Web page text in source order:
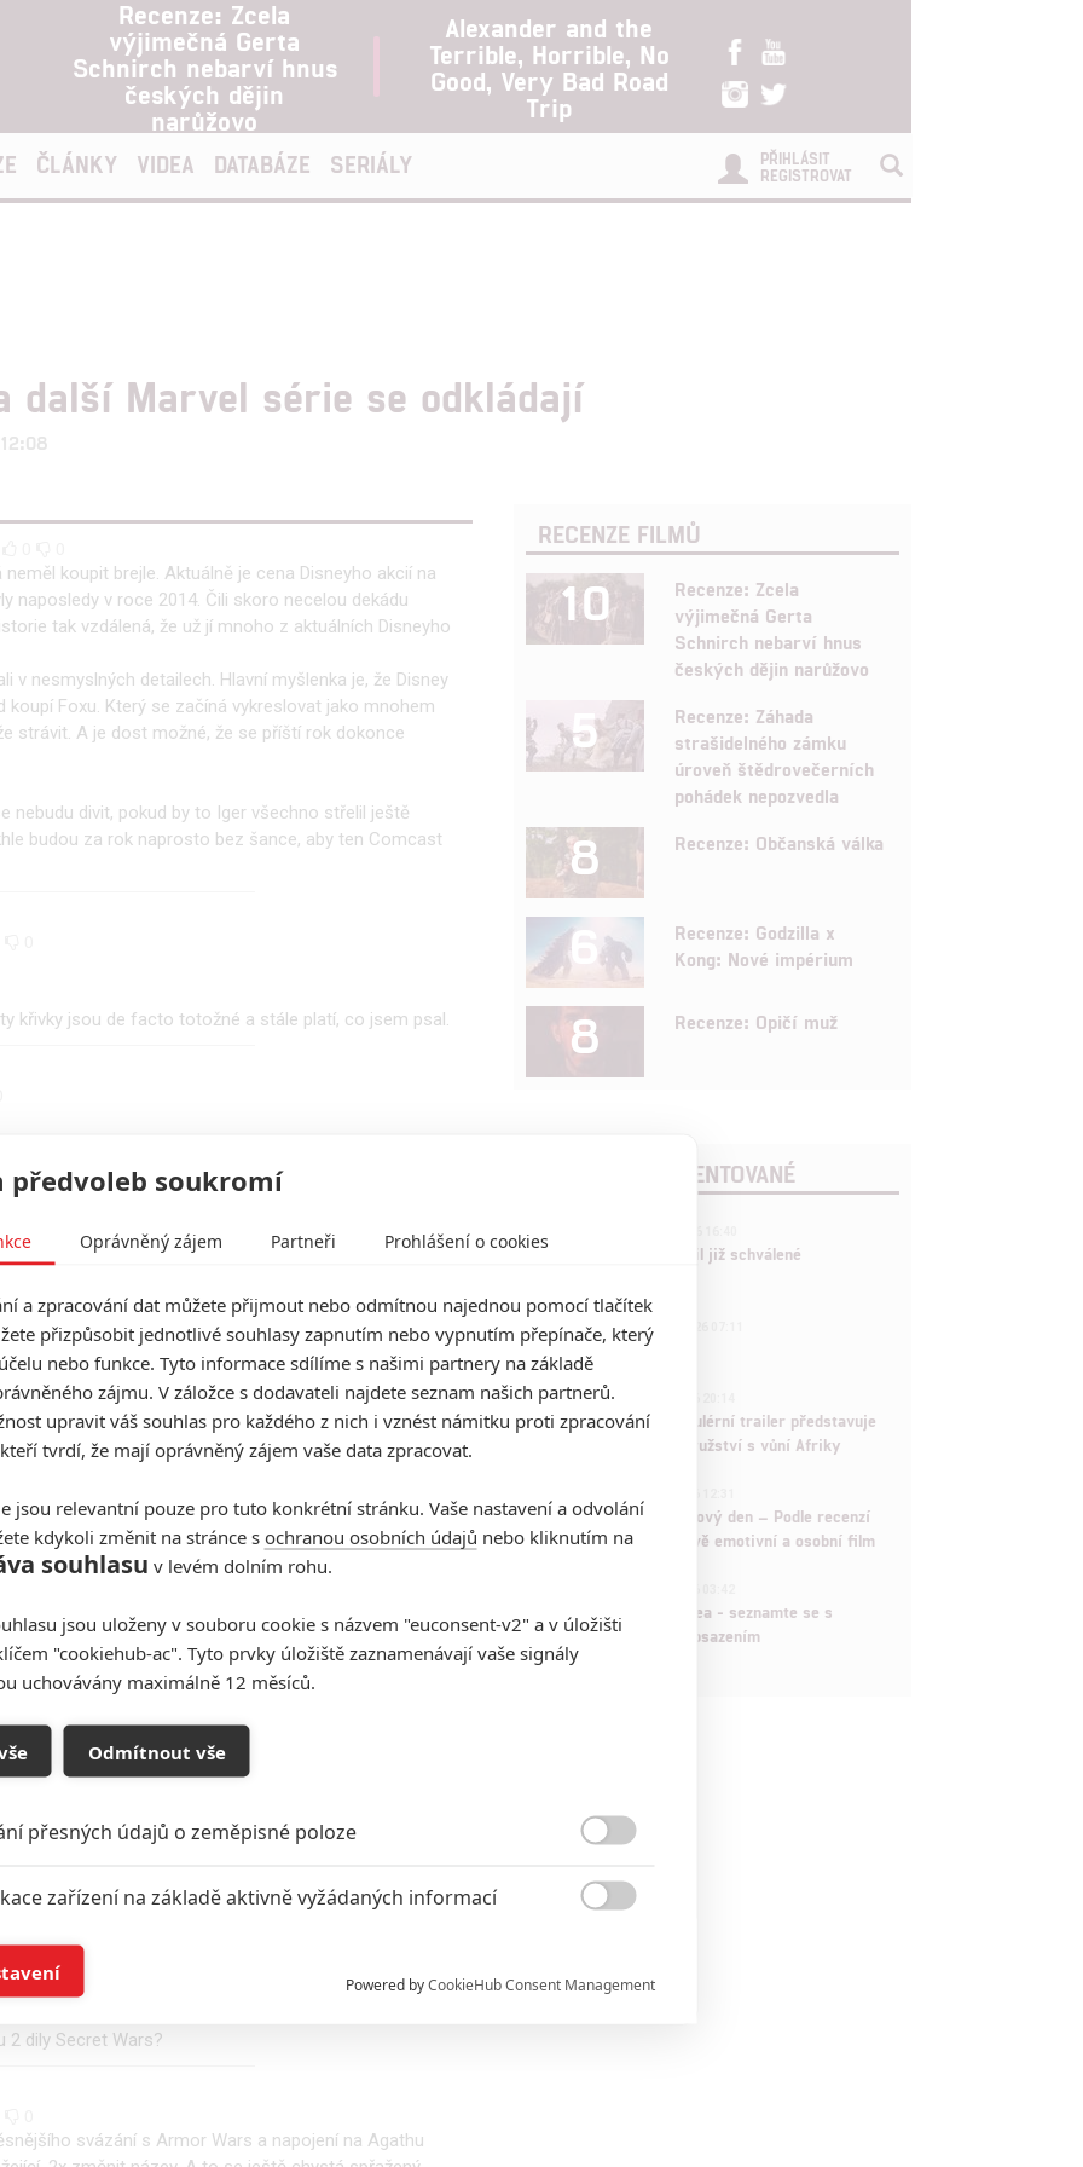
Recenze: Zcela
výjimečná Gerta
Schnirch nebarví hnus
českých dějin
narůžovo
Alexander and the
Terrible, Horrible, No
Good, Very Bad Road
Trip
ČLÁNKY VIDEA DATABÁZE SERIÁLY
PŘIHLÁSIT
REGISTROVAT
další Marvel série se odkládají
koupit brejle. Aktuálně je cena Disneyho akcií na
naposledy v roce 2014. Čili skoro necelou dekádu
tak vzdálená, že už jí mnoho z aktuálních Disneyho
v nesmyslných detailech. Hlavní myšlenka je, že Disney
Foxu. Který se začíná vykreslovat jako mnohem
strávit. A je dost možné, že se příští rok dokonce
nebudu divit, pokud by to Iger všechno střelil ještě
budou za rok naprosto bez šance, aby ten Comcast
křivky jsou de facto totožné a stále platí, co jsem psal.
0
o CENĚ AKCIÍ, nikoliv tržní hodnotě společnosti.
| 0 0
zahnívá. Díky bohu
Co je to za konstrukci, hyperbolu, lež...? xD
mnohem prostčí. Disney jako společnost začíná čelit
Cena jejich akcií klesá každým dnem na nová dřív
okamžik, kdy Disney bude muset vyplatit
z vlastnictví Hulu. A čím dál víc to začíná
mít. Takže se šetří kde to dá. Do toho připočítejte
nepomáhaj a máte recept na finančně likvidační
víc a to i mimo Marvel.
9\10 Září u Disney Day. Odhali se jestli v 25 ci 26
special Nova ,Mephisto ,Marvel Zombe ,i ten Wonder
2 dily Secret Wars?
svázání s Armor Wars a napojení na Agathu
RECENZE FILMŮ
10
Recenze: Zcela
výjimečná Gerta
Schnirch nebarví hnus
českých dějin narůžovo
5
Recenze: Záhada
strašidelného zámku
úroveň štědrovečerních
pohádek nepozvedla
8 Recenze: Občanská válka
6
Recenze: Godzilla x
Kong: Nové impérium
8 Recenze: Opičí muž
POSLEDNÍ KOMENTOVANÉ
Marvel nečekaně zrušil již schválené
433 FILM | 01.08.2026 07:11
拆彈專家
1ČLÁNEK | 30.07.2026 20:14
Děti krve a kostí: Regulérní trailer představuje
akční fantasy dobrodružství s vůní Afriky
Spider-Man: Zbrusu nový den – Podle recenzí
máme čekat překvapivě emotivní a osobní film
Velké preview: Odyssea - seznamte se s
maximálně nabitým obsazením
předvoleb soukromí
Oprávněný zájem Partneři Prohlášení o cookies
a zpracování dat můžete přijmout nebo odmítnou najednou pomocí tlačítek
přizpůsobit jednotlivé souhlasy zapnutím nebo vypnutím přepínače, který
nebo funkce. Tyto informace sdílíme s našimi partnery na základě
zájmu. V záložce s dodavateli najdete seznam našich partnerů.
upravit váš souhlas pro každého z nich i vznést námitku proti zpracování
tvrdí, že mají oprávněný zájem vaše data zpracovat.
jsou relevantní pouze pro tuto konkrétní stránku. Vaše nastavení a odvolání
kdykoli změnit na stránce s ochranou osobních údajů nebo kliknutím na
souhlasu v levém dolním rohu.
jsou uloženy v souboru cookie s názvem "euconsent-v2" a v úložišti
"cookiehub-ac". Tyto prvky úložiště zaznamenávají vaše signály
uchovávány maximálně 12 měsíců.
Odmítnout vše
přesných údajů o zeměpisné poloze
zařízení na základě aktivně vyžádaných informací
a/nebo přístup k informacím v zařízení

založená na omezených údajích a měření reklamy
Powered byCookieHub Consent Management